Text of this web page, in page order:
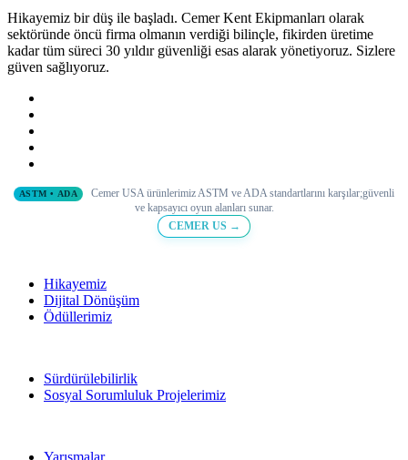
Hikayemiz bir düş ile başladı. Cemer Kent Ekipmanları olarak
sektöründe öncü firma olmanın verdiği bilinçle, fikirden üretime
kadar tüm süreci 30 yıldır güvenliği esas alarak yönetiyoruz. Sizlere
güven sağlıyoruz.
ASTM • ADA Cemer USA ürünlerimiz ASTM ve ADA standartlarını karşılar;güvenli
ve kapsayıcı oyun alanları sunar.
CEMER US →
Hikayemiz
Dijital Dönüşüm
Ödüllerimiz
Sürdürülebilirlik
Sosyal Sorumluluk Projelerimiz
Yarışmalar